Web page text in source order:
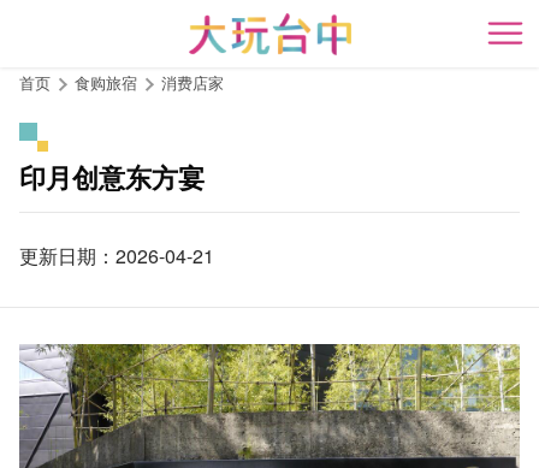
开
首页 食购旅宿 消费店家
印月创意东方宴
更新日期：2026-04-21